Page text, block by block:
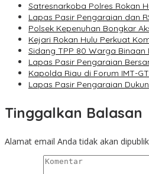
Satresnarkoba Polres Rokan
Lapas Pasir Pengaraian dan
Polsek Kepenuhan Bongkar
Kejari Rokan Hulu Perkuat
Sidang TPP 80 Warga
Lapas Pasir Pengaraian
Kapolda Riau di Forum IMT-
Lapas Pasir Pengaraian
Tinggalkan Balasan
Alamat email Anda tidak akan